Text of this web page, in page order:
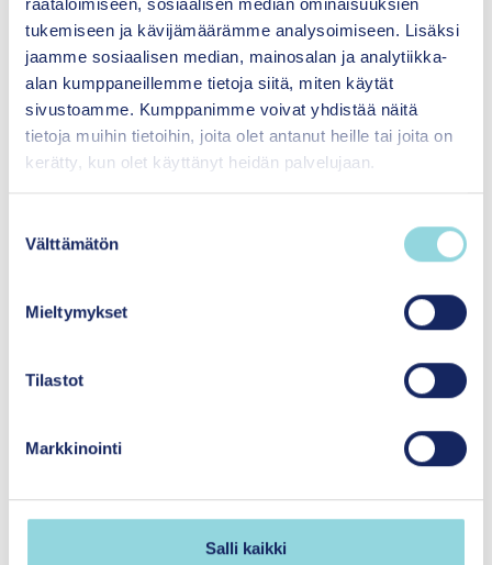
tukemiseen ja kävijämäärämme analysoimiseen. Lisäksi
jaamme sosiaalisen median, mainosalan ja analytiikka-
alan kumppaneillemme tietoja siitä, miten käytät
sivustoamme. Kumppanimme voivat yhdistää näitä
tietoja muihin tietoihin, joita olet antanut heille tai joita on
kerätty, kun olet käyttänyt heidän palvelujaan.
Välttämätön
Mieltymykset
Tilastot
Markkinointi
Salli kaikki
Hallituksen puheenjohtaja